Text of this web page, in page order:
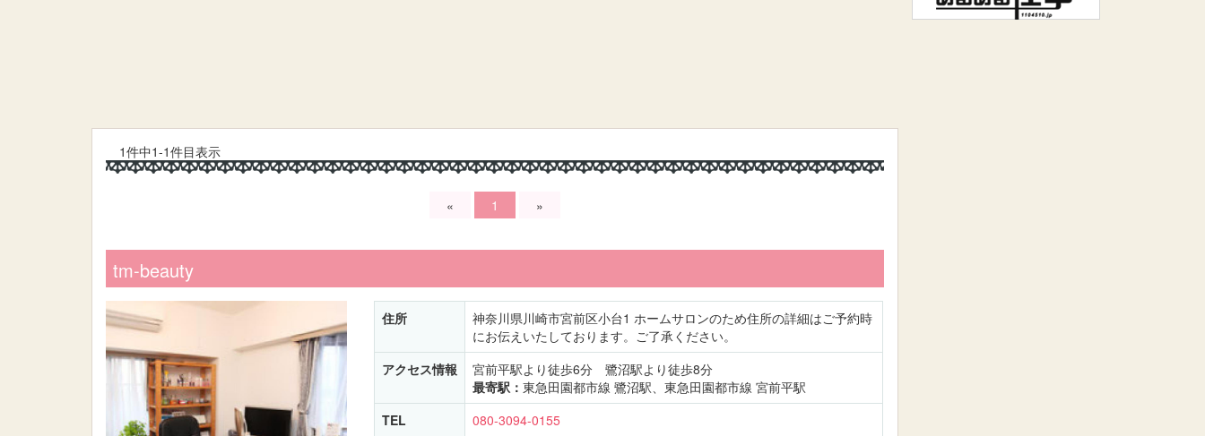
1件中1-1件目表示
« 1 »
tm-beauty
住所
神奈川県川崎市宮前区小台1 ホームサロンのため住所の詳細はご予約時
にお伝えいたしております。ご了承ください。
アクセス情報
宮前平駅より徒歩6分 鷺沼駅より徒歩8分
最寄駅：東急田園都市線 鷺沼駅、東急田園都市線 宮前平駅
TEL
080-3094-0155